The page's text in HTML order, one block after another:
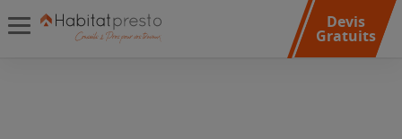
Devis
Gratuits